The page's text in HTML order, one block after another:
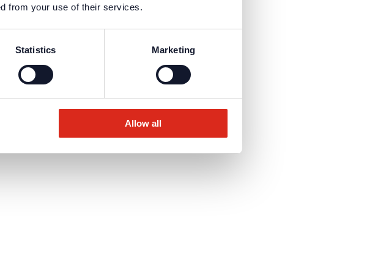
from your use of their services.
Statistics Marketing
Allow all